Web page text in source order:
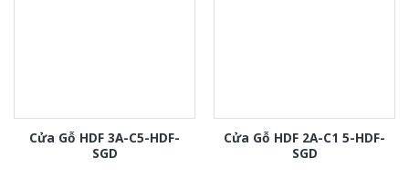
Cửa Gỗ HDF 3A-C5-HDF-
SGD
Cửa Gỗ HDF 2A-C1 5-HDF-
SGD